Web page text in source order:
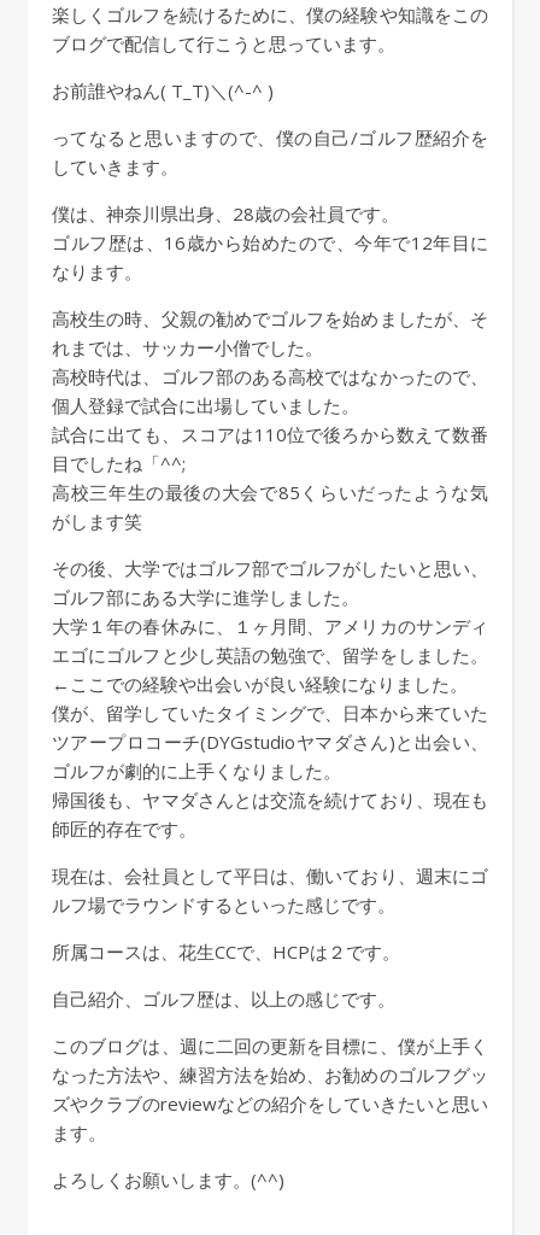
楽しくゴルフを続けるために、僕の経験や知識をこの
ブログで配信して行こうと思っています。
お前誰やねん( T_T)＼(^-^ )
ってなると思いますので、僕の自己/ゴルフ歴紹介を
していきます。
僕は、神奈川県出身、28歳の会社員です。
ゴルフ歴は、16歳から始めたので、今年で12年目に
なります。
高校生の時、父親の勧めでゴルフを始めましたが、そ
れまでは、サッカー小僧でした。
高校時代は、ゴルフ部のある高校ではなかったので、
個人登録で試合に出場していました。
試合に出ても、スコアは110位で後ろから数えて数番
目でしたね「^^;
高校三年生の最後の大会で85くらいだったような気
がします笑
その後、大学ではゴルフ部でゴルフがしたいと思い、
ゴルフ部にある大学に進学しました。
大学１年の春休みに、１ヶ月間、アメリカのサンディ
エゴにゴルフと少し英語の勉強で、留学をしました。
←ここでの経験や出会いが良い経験になりました。
僕が、留学していたタイミングで、日本から来ていた
ツアープロコーチ(DYGstudioヤマダさん)と出会い、
ゴルフが劇的に上手くなりました。
帰国後も、ヤマダさんとは交流を続けており、現在も
師匠的存在です。
現在は、会社員として平日は、働いており、週末にゴ
ルフ場でラウンドするといった感じです。
所属コースは、花生CCで、HCPは２です。
自己紹介、ゴルフ歴は、以上の感じです。
このブログは、週に二回の更新を目標に、僕が上手く
なった方法や、練習方法を始め、お勧めのゴルフグッ
ズやクラブのreviewなどの紹介をしていきたいと思い
ます。
よろしくお願いします。(^^)